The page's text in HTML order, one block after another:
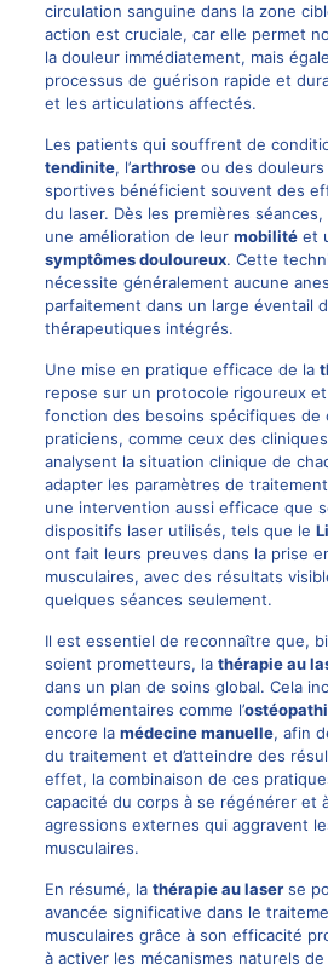
circulation sanguine dans la zone
action est cruciale, car elle permet
la douleur immédiatement, mais
processus de guérison rapide et
et les articulations affectés.
Les patients qui souffrent de
tendinite, l’arthroseou des douleurs
sportives bénéficient souvent des
du laser. Dès les premières
une amélioration de leur mobilitéet
symptômes douloureux. Cette
nécessite généralement aucune
parfaitement dans un large éventail
thérapeutiques intégrés.
Une mise en pratique efficace de la
repose sur un protocole rigoureux
fonction des besoins spécifiques de
praticiens, comme ceux des cliniques
analysent la situation clinique de
adapter les paramètres de
une intervention aussi efficace que
dispositifs laser utilisés, tels que le
ont fait leurs preuves dans la prise
musculaires, avec des résultats
quelques séances seulement.
Il est essentiel de reconnaître que,
soient prometteurs, la thérapie au
dans un plan de soins global. Cela
complémentaires comme l’
encore la médecine manuelle, afin
du traitement et d’atteindre des
effet, la combinaison de ces
capacité du corps à se régénérer et
agressions externes qui aggravent
musculaires.
En résumé, la thérapie au laserse
avancée significative dans le
musculaires grâce à son efficacité
à activer les mécanismes naturels